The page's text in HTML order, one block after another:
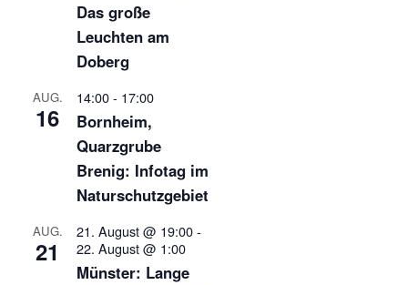
Das große
Leuchten am
Doberg
AUG.
16
14:00- 17:00
Bornheim,
Quarzgrube
Brenig: Infotag im
Naturschutzgebiet
AUG.
21
21. August @ 19:00-
22. August @ 1:00
Münster: Lange